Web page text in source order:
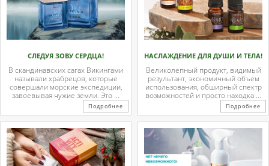
СЛЕДУЯ ЗОВУ СЕРДЦА!
В скандинавских сагах Викингами
называли храбрецов, которые
совершали морские экспедиции,
завоевывая чужие земли. Это ...
Подробнее
НАСЛАЖДЕНИЕ ДЛЯ ДУШИ И ТЕЛА!
Великолепный продукт, видимый
результант, экономичный объем
использования, обширный спектр
возможностей и просто находка ...
Подробнее